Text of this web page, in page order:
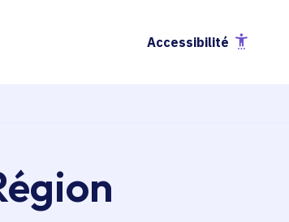
Accessibilité